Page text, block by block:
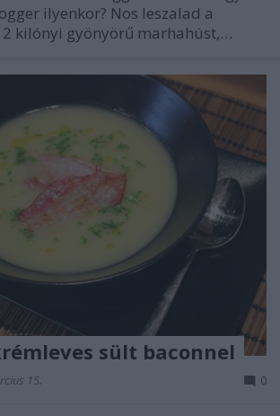
ilyenkor? Nos leszalad a
2 kilónyi gyönyörű marhahúst,…
sült baconnel
15. 0